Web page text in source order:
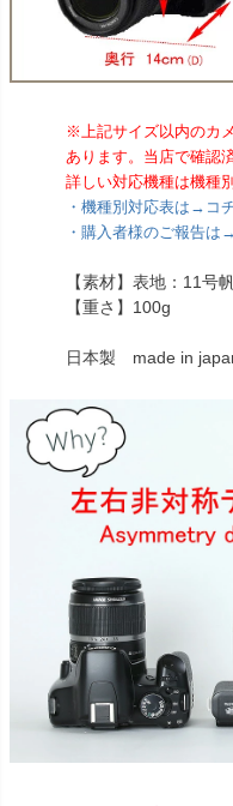
※上記サイズ以内のカ
あります。当店で確認
詳しい対応機種は機種
・機種別対応表は→コ
・購入者様のご報告は
【素材】表地：11
【重さ】100g
日本製 made in